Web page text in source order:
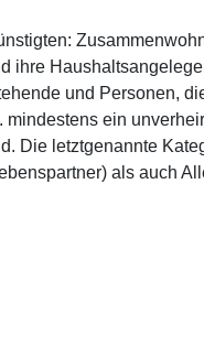
ihre
und Personen,
ein
Die letztgenannte
als auch